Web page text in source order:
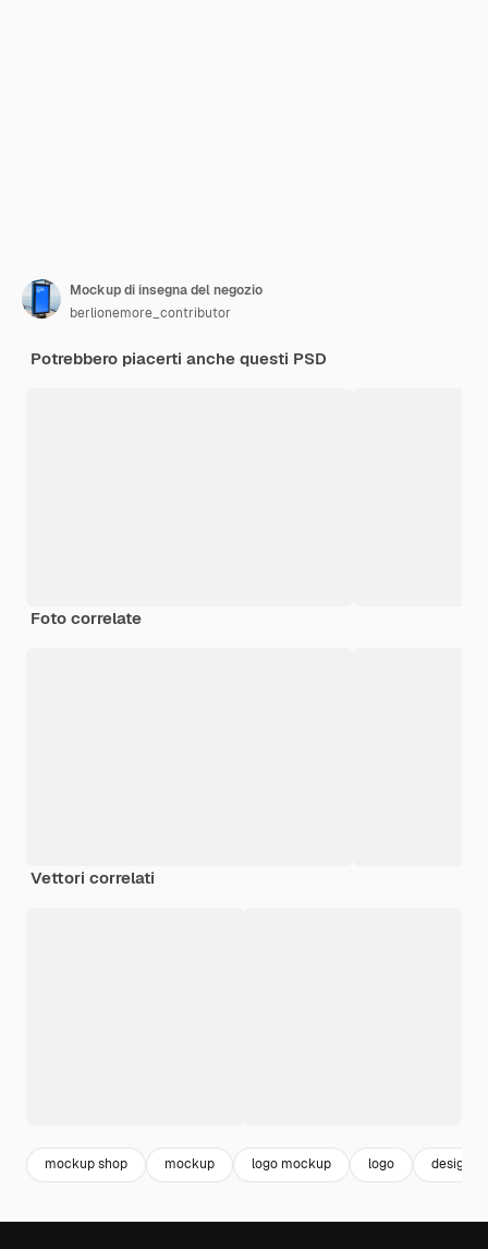
Mockup di insegna del negozio
berlionemore_contributor
Potrebbero piacerti anche questi PSD
Foto correlate
Vettori correlati
mockup shop mockup logo mockup logo design